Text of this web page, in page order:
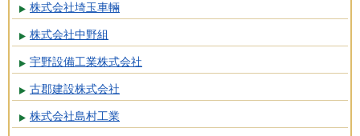
株式会社埼玉車輛
株式会社中野組
宇野設備工業株式会社
古郡建設株式会社
株式会社島村工業